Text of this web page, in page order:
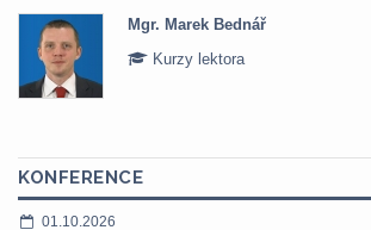
Mgr. Marek Bednář
Kurzy lektora
KONFERENCE
01.10.2026